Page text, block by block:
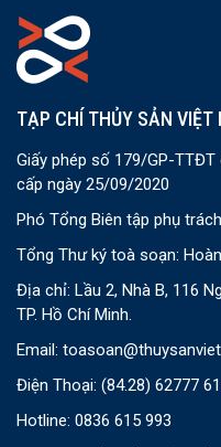
TẠP CHÍ THỦY SẢN VIỆT
Giấy phép số 179/GP-
cấp ngày 25/09/2020
Phó Tổng Biên tập phụ
Tổng Thư ký toà soạn:
Địa chỉ: Lầu 2, Nhà B, 116
TP. Hồ Chí Minh.
Email:
Điện Thoại: (84.28) 62777
Hotline: 0836 615 993